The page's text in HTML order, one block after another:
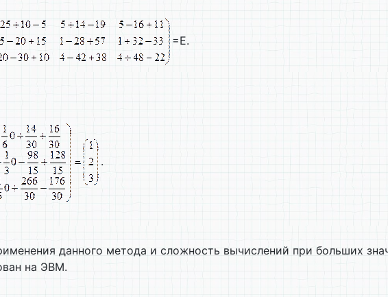
=E.
.
данного метода и сложность вычислений при больших
на ЭВМ.